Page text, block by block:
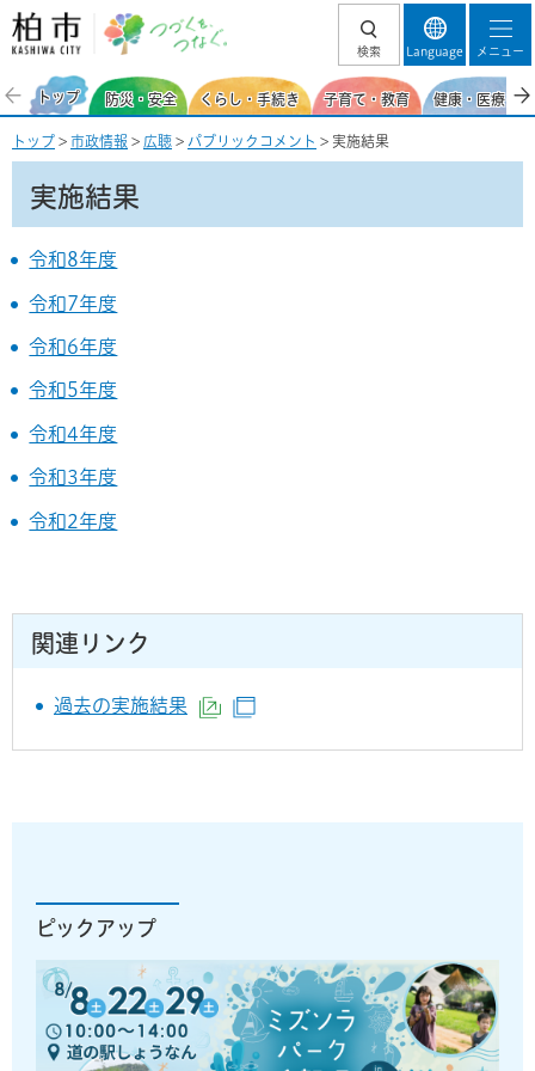
柏市 つづくを、
検索 Language メニュー
トップ 防災・安全 くらし・手続き 子育て・教育 健康・医療・
トップ > 市政情報 > 広聴 > パブリックコメント > 実施結果
実施結果
令和8年度
令和7年度
令和6年度
令和5年度
令和4年度
令和3年度
令和2年度
関連リンク
過去の実施結果 （外部サイトへリンク）
ピックアップ